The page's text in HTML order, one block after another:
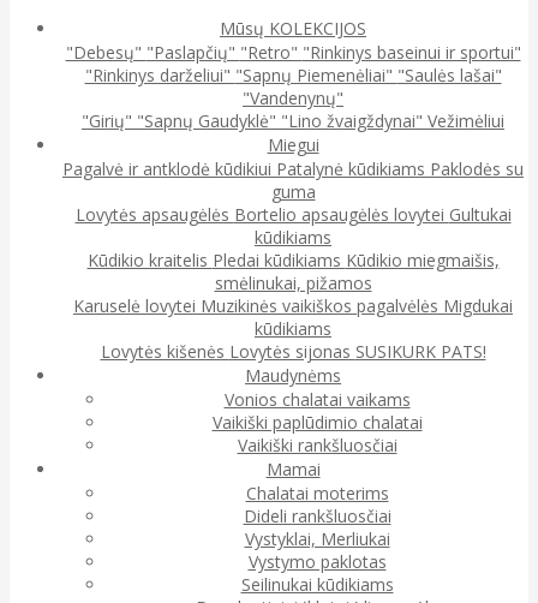
Mūsų KOLEKCIJOS
"Debesų" "Paslapčių" "Retro" "Rinkinys baseinui ir sportui"
"Rinkinys darželiui" "Sapnų Piemenėliai" "Saulės lašai"
"Vandenynų"
"Girių" "Sapnų Gaudyklė" "Lino žvaigždynai" Vežimėliui
Miegui
Pagalvė ir antklodė kūdikiui Patalynė kūdikiams Paklodės su
guma
Lovytės apsaugėlės Bortelio apsaugėlės lovytei Gultukai
kūdikiams
Kūdikio kraitelis Pledai kūdikiams Kūdikio miegmaišis,
smėlinukai, pižamos
Karuselė lovytei Muzikinės vaikiškos pagalvėlės Migdukai
kūdikiams
Lovytės kišenės Lovytės sijonas SUSIKURK PATS!
Maudynėms
Vonios chalatai vaikams
Vaikiški paplūdimio chalatai
Vaikiški rankšluosčiai
Mamai
Chalatai moterims
Dideli rankšluosčiai
Vystyklai, Merliukai
Vystymo paklotas
Seilinukai kūdikiams